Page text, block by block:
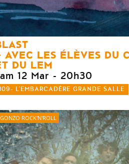
AVEC LES ÉLÈVES DU
DU LEM
12 Mar - 20h30
L'EMBARCADÈRE GRANDE SALLE
GONZO ROCK'N'ROLL